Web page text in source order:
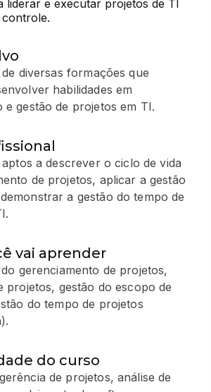
liderar e executar projetos de TI
diversas formações que
habilidades em
e gestão de projetos em TI.
a descrever o ciclo de vida
de projetos, aplicar a gestão
a gestão do tempo de
vai aprender
gerenciamento de projetos,
projetos, gestão do escopo de
do tempo de projetos
do curso
de projetos, análise de